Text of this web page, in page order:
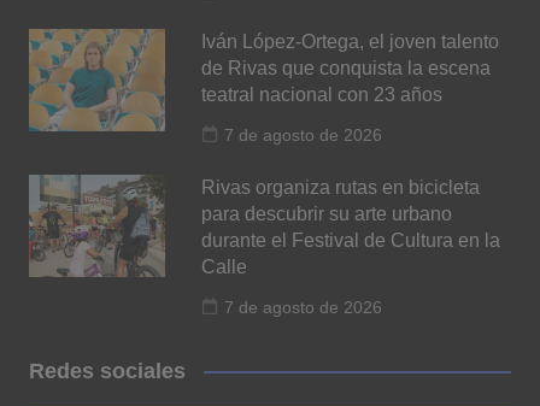
Iván López-Ortega, el joven talento
de Rivas que conquista la escena
teatral nacional con 23 años
7 de agosto de 2026
Rivas organiza rutas en bicicleta
para descubrir su arte urbano
durante el Festival de Cultura en la
Calle
7 de agosto de 2026
Redes sociales